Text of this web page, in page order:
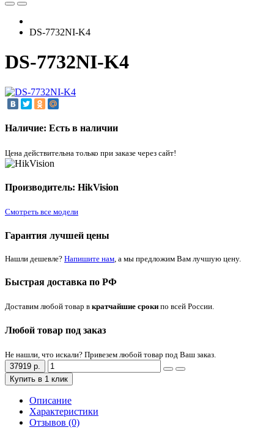
DS-7732NI-K4
DS-7732NI-K4
Наличие: Есть в наличии
Цена действительна только при заказе через сайт!
Производитель: HikVision
Смотреть все модели
Гарантия лучшей цены
Нашли дешевле? Напишите нам , а мы предложим Вам лучшую цену.
Быстрая доставка по РФ
Доставим любой товар в кратчайшие сроки по всей России.
Любой товар под заказ
Не нашли, что искали? Привезем любой товар под Ваш заказ.
37919 р.
Купить в 1 клик
Описание
Характеристики
Отзывов (0)